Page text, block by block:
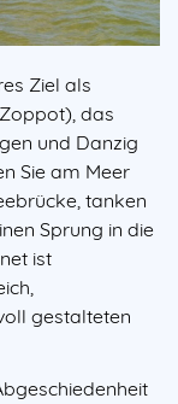
Ziel als
das
und Danzig
Sie am Meer
tanken
Sprung in die
ist
gestalteten